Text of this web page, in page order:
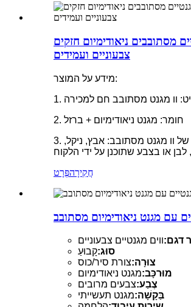
מסתובבים ניאודימיום חזקים
צבעוניים ועמידים
מידע על המוצר:
וו מגנט מסתובב חם למכירה
2. חומר: מגנט ניאודימיום + ברזל
3. ציפויים של וו מגנט מסתובב: אבץ, ניקל,
לבן או בצבע שתוכנן על ידי הלקוח
חֲקִירָהפְּרָט
עם מגנט ניאודימיום מסתובב
דגם:ווים מגנטיים צבעוניים
סוּג:קָבוּעַ
צוּרָה:צורת סיר/כוס
מוּרכָּב:מגנט ניאודימיום
צֶבַע:צבעים מרובים
בַּקָשָׁה:מגנט תעשייתי